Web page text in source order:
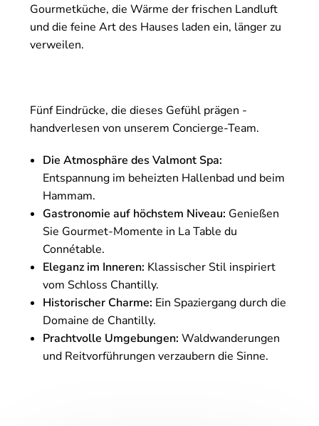
Gourmetküche, die Wärme der frischen Landluft
und die feine Art des Hauses laden ein, länger zu
verweilen.
Fünf Eindrücke, die dieses Gefühl prägen -
handverlesen von unserem Concierge-Team.
Die Atmosphäre des Valmont Spa:
Entspannung im beheizten Hallenbad und beim
Hammam.
Gastronomie auf höchstem Niveau: Genießen
Sie Gourmet-Momente in La Table du
Connétable.
Eleganz im Inneren: Klassischer Stil inspiriert
vom Schloss Chantilly.
Historischer Charme: Ein Spaziergang durch die
Domaine de Chantilly.
Prachtvolle Umgebungen: Waldwanderungen
und Reitvorführungen verzaubern die Sinne.